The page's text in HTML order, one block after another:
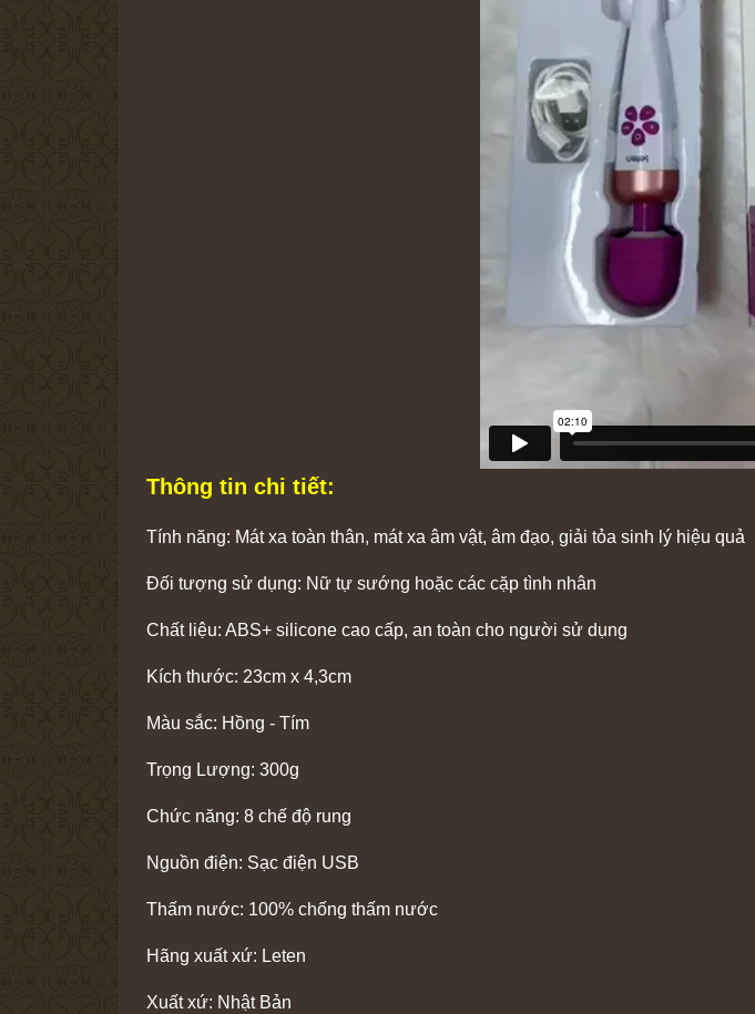
Thông tin chi tiết:
Tính năng: Mát xa toàn thân, mát xa âm vật, âm đạo, giải tỏa sinh lý hiệu quả
Đối tượng sử dụng: Nữ tự sướng hoặc các cặp tình nhân
Chất liệu: ABS+ silicone cao cấp, an toàn cho người sử dụng
Kích thước: 23cm x 4,3cm
Màu sắc: Hồng - Tím
Trọng Lượng: 300g
Chức năng: 8 chế độ rung
Nguồn điện: Sạc điện USB
Thấm nước: 100% chống thấm nước
Hãng xuất xứ: Leten
Xuất xứ: Nhật Bản